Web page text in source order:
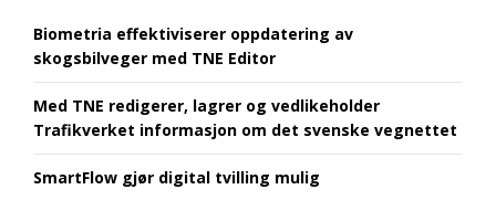
Biometria effektiviserer oppdatering av
skogsbilveger med TNE Editor
Med TNE redigerer, lagrer og vedlikeholder
Trafikverket informasjon om det svenske vegnettet
SmartFlow gjør digital tvilling mulig